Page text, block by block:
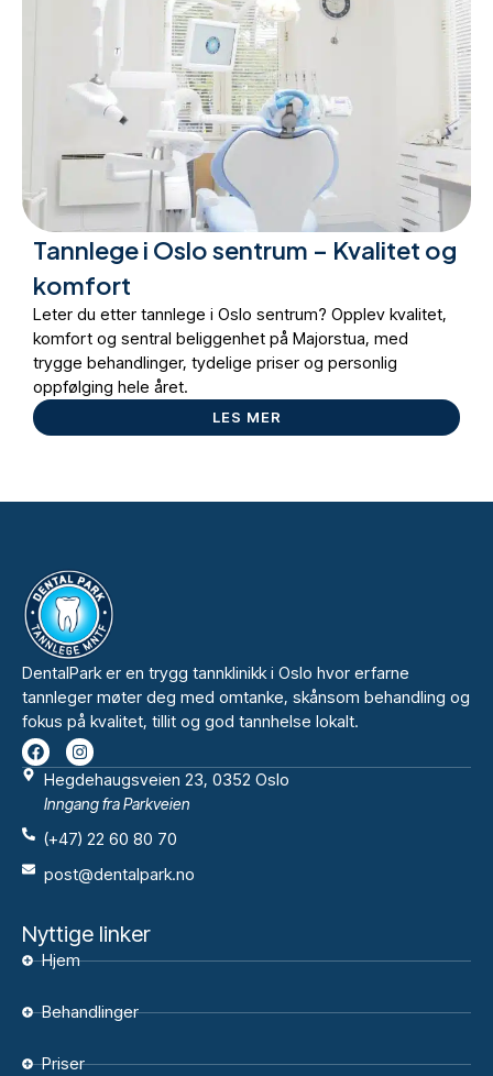
Tannlege i Oslo sentrum – Kvalitet og
komfort
Leter du etter tannlege i Oslo sentrum? Opplev kvalitet,
komfort og sentral beliggenhet på Majorstua, med
trygge behandlinger, tydelige priser og personlig
oppfølging hele året.
LES MER
DentalPark er en trygg tannklinikk i Oslo hvor erfarne
tannleger møter deg med omtanke, skånsom behandling og
fokus på kvalitet, tillit og god tannhelse lokalt.
Hegdehaugsveien 23, 0352 Oslo
Inngang fra Parkveien
(+47) 22 60 80 70
post@dentalpark.no
Nyttige linker
Hjem
Behandlinger
Priser